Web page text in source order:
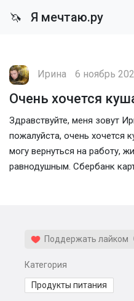
🦄 Я мечтаю.ру
Ирина 6 ноябрь
Очень хочется
Здравствуйте, меня зовут
пожалуйста, очень хочется
могу вернуться на работу,
равнодушным. Сбербанк
Поддержать лайком
Категория
Продукты питания